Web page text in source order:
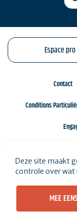
Espace pro
Contact
Conditions
Deze site maakt
controle over wat
MEE